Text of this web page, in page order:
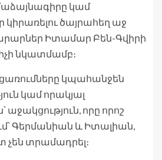
կամ
ծայրահեղ աջ
Իտամար Բեն-Գվիրի
նկատմամբ։
կպահանջեն
կամ որակյալ
աջակցություն, որը որոշ
Գերմանիան և Իտալիան,
տրամադրել։